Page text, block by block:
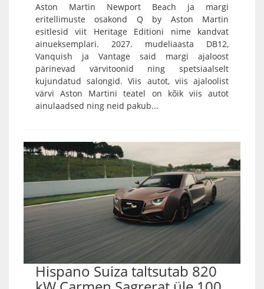
Aston Martin Newport Beach ja margi
eritellimuste osakond Q by Aston Martin
esitlesid viit Heritage Editioni nime kandvat
ainueksemplari. 2027. mudeliaasta DB12,
Vanquish ja Vantage said margi ajaloost
pärinevad värvitoonid ning spetsiaalselt
kujundatud salongid. Viis autot, viis ajaloolist
värvi Aston Martini teatel on kõik viis autot
ainulaadsed ning neid pakub...
Hispano Suiza taltsutab 820